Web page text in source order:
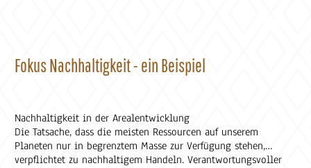
Fokus Nachhaltigkeit - ein Beispiel
Nachhaltigkeit in der Arealentwicklung
Die Tatsache, dass die meisten Ressourcen auf unserem
Planeten nur in begrenztem Masse zur Verfügung stehen,
verpflichtet zu nachhaltigem Handeln. Verantwortungsvoller